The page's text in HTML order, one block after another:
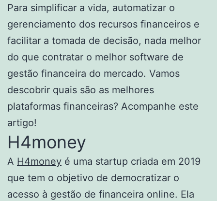
Para simplificar a vida, automatizar o
gerenciamento dos recursos financeiros e
facilitar a tomada de decisão, nada melhor
do que contratar o melhor software de
gestão financeira do mercado. Vamos
descobrir quais são as melhores
plataformas financeiras? Acompanhe este
artigo!
H4money
A H4money é uma startup criada em 2019
que tem o objetivo de democratizar o
acesso à gestão de financeira online. Ela